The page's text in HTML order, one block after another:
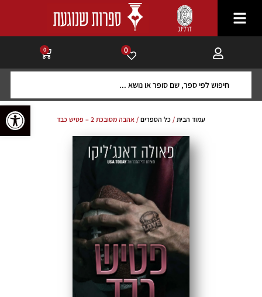
פתח
0
0
עמוד הבית / כל הספרים / אהבה מסובכת 2 – פטיש כבד